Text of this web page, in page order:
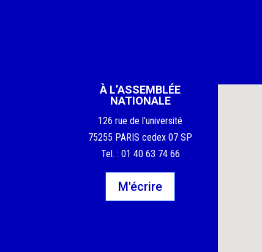
À L’ASSEMBLÉE
NATIONALE
126 rue de l’université
75255 PARIS cedex 07 SP
Tel. : 01 40 63 74 66
M'écrire